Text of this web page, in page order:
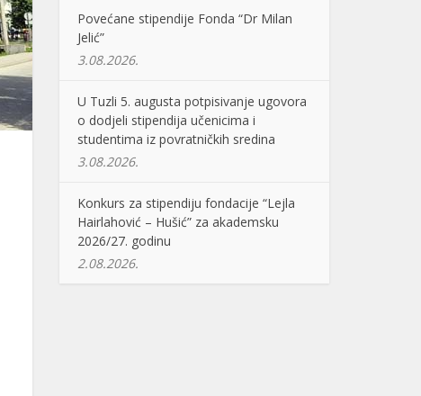
Povećane stipendije Fonda “Dr Milan
Jelić”
3.08.2026.
U Tuzli 5. augusta potpisivanje ugovora
o dodjeli stipendija učenicima i
studentima iz povratničkih sredina
3.08.2026.
Konkurs za stipendiju fondacije “Lejla
Hairlahović – Hušić” za akademsku
2026/27. godinu
2.08.2026.